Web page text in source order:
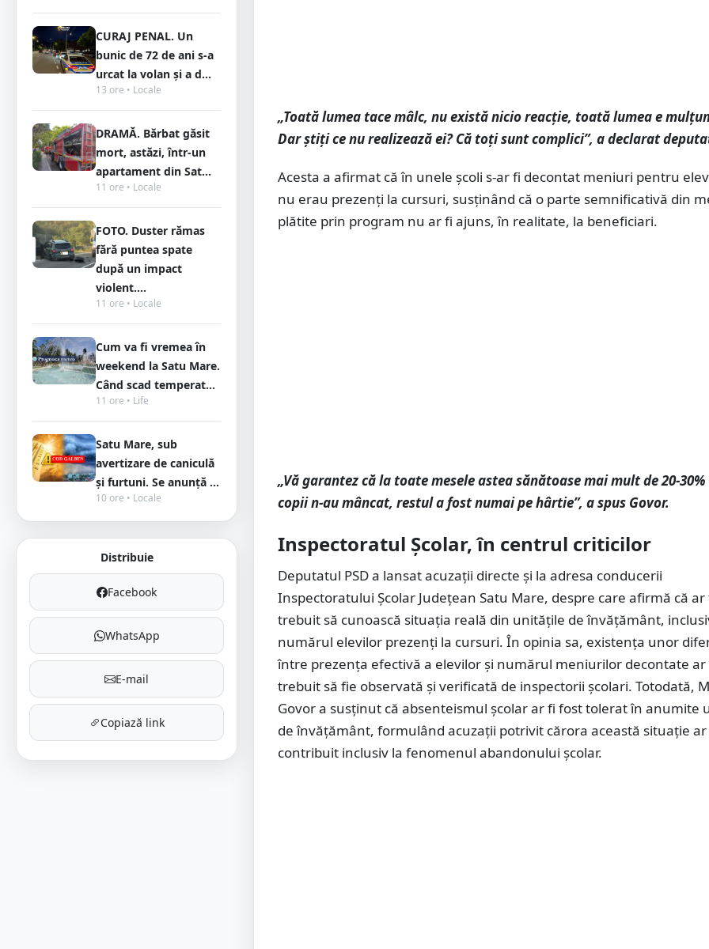
CURAJ PENAL. Un
bunic de 72 de ani s-a
urcat la volan și a d...
13 ore • Locale
DRAMĂ. Bărbat găsit
mort, astăzi, într-un
apartament din Sat...
11 ore • Locale
FOTO. Duster rămas
fără puntea spate
după un impact
violent....
11 ore • Locale
Cum va fi vremea în
weekend la Satu Mare.
Când scad temperat...
11 ore • Life
Satu Mare, sub
avertizare de caniculă
și furtuni. Se anunță ...
10 ore • Locale
Distribuie
Facebook
WhatsApp
E-mail
Copiază link
„Toată lumea tace mâlc, nu există nicio reacție, toată lumea e
Dar știți ce nu realizează ei? Că toți sunt complici”, a declarat
Acesta a afirmat că în unele școli s-ar fi decontat meniuri pentru
nu erau prezenți la cursuri, susținând că o parte semnificativă din
plătite prin program nu ar fi ajuns, în realitate, la beneficiari.
„Vă garantez că la toate mesele astea sănătoase mai mult de 20-
copii n-au mâncat, restul a fost numai pe hârtie”, a spus Govor.
Inspectoratul Școlar, în centrul criticilor
Deputatul PSD a lansat acuzații directe și la adresa conducerii
Inspectoratului Școlar Județean Satu Mare, despre care afirmă că ar
trebuit să cunoască situația reală din unitățile de învățământ,
numărul elevilor prezenți la cursuri. În opinia sa, existența unor
între prezența efectivă a elevilor și numărul meniurilor decontate ar
trebuit să fie observată și verificată de inspectorii școlari. Totodată,
Govor a susținut că absenteismul școlar ar fi fost tolerat în anumite
de învățământ, formulând acuzații potrivit cărora această situație
contribuit inclusiv la fenomenul abandonului școlar.